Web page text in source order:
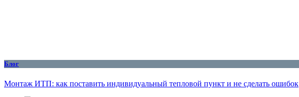
Блог
Монтаж ИТП: как поставить индивидуальный тепловой пункт и не сделать ошибок